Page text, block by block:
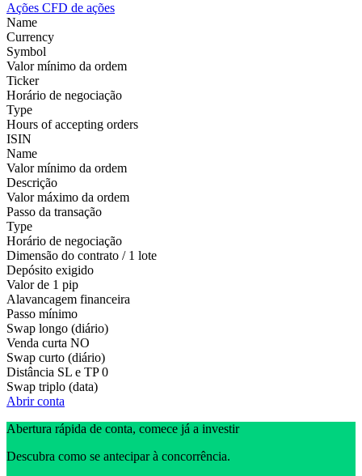
Ações CFD de ações
Name
Currency
Symbol
Valor mínimo da ordem
Ticker
Horário de negociação
Type
Hours of accepting orders
ISIN
Name
Valor mínimo da ordem
Descrição
Valor máximo da ordem
Passo da transação
Type
Horário de negociação
Dimensão do contrato / 1 lote
Depósito exigido
Valor de 1 pip
Alavancagem financeira
Passo mínimo
Swap longo (diário)
Venda curta NO
Swap curto (diário)
Distância SL e TP 0
Swap triplo (data)
Abrir conta
Abertura rápida de conta, comece já a investir
Descubra como se antecipar à concorrência.